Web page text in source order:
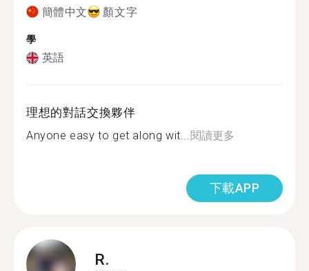
簡體中文 顏文字
學
英語
理想的對話交換夥伴
Anyone easy to get along wit...閱讀更多
下載APP
R.